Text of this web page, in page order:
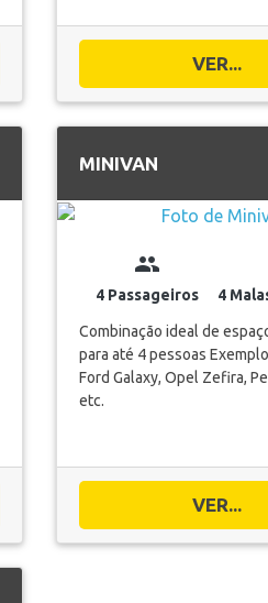
VER...
MINIVAN
group
4 Passageiros 4
Combinação ideal de
para até 4 pessoas
Ford Galaxy, Opel Zefira,
etc.
VER...